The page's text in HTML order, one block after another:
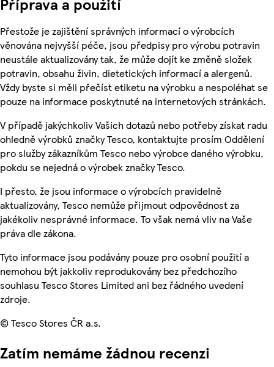
Přestože je zajištění správných informací o výrobcích
věnována nejvyšší péče, jsou předpisy pro výrobu potravin
neustále aktualizovány tak, že může dojít ke změně složek
potravin, obsahu živin, dietetických informací a alergenů.
Vždy byste si měli přečíst etiketu na výrobku a nespoléhat se
pouze na informace poskytnuté na internetových stránkách.
V případě jakýchkoliv Vašich dotazů nebo potřeby získat radu
ohledně výrobků značky Tesco, kontaktujte prosím Oddělení
pro služby zákazníkům Tesco nebo výrobce daného výrobku,
pokdu se nejedná o výrobek značky Tesco.
I přesto, že jsou informace o výrobcích pravidelně
aktualizovány, Tesco nemůže přijmout odpovědnost za
jakékoliv nesprávné informace. To však nemá vliv na Vaše
práva dle zákona.
Tyto informace jsou podávány pouze pro osobní použití a
nemohou být jakkoliv reprodukovány bez předchozího
souhlasu Tesco Stores Limited ani bez řádného uvedení
zdroje.
© Tesco Stores ČR a.s.
Zatím nemáme žádnou recenzi